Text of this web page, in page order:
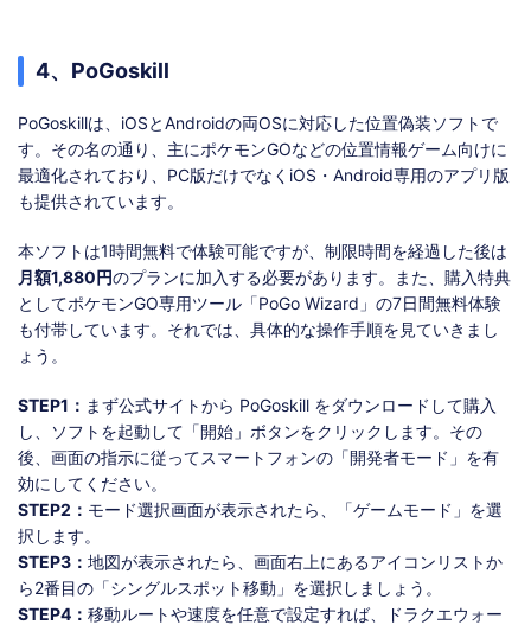
4、PoGoskill
PoGoskillは、iOSとAndroidの両OSに対応した位置偽装ソフトで
す。その名の通り、主にポケモンGOなどの位置情報ゲーム向けに
最適化されており、PC版だけでなくiOS・Android専用のアプリ版
も提供されています。
本ソフトは1時間無料で体験可能ですが、制限時間を経過した後は
月額1,880円のプランに加入する必要があります。また、購入特典
としてポケモンGO専用ツール「PoGo Wizard」の7日間無料体験
も付帯しています。それでは、具体的な操作手順を見ていきまし
ょう。
STEP1： まず公式サイトから PoGoskill をダウンロードして購入
し、ソフトを起動して「開始」ボタンをクリックします。その
後、画面の指示に従ってスマートフォンの「開発者モード」を有
効にしてください。
STEP2： モード選択画面が表示されたら、「ゲームモード」を選
択します。
STEP3： 地図が表示されたら、画面右上にあるアイコンリストか
ら2番目の「シングルスポット移動」を選択しましょう。
STEP4： 移動ルートや速度を任意で設定すれば、ドラクエウォー